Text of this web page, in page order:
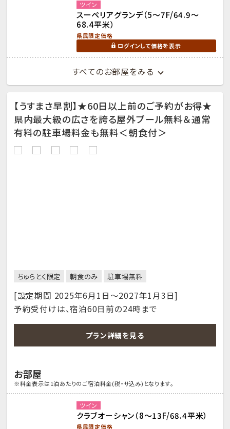
ツイン
スーペリアグランデ（5～7F/64.9～
68.4平米）
県民限定価格
ログインして価格を表示
すべてのお部屋をみる
【うすまさ早割】★60日以上前のご予約がお得★
県内最大級の広さを誇る屋外プール無料＆通常
有料の駐車場料金も無料＜朝食付＞
ちゅらとく限定 朝食のみ 駐車場無料
[設定期間 2025年6月1日～2027年1月3日]
予約受付けは、宿泊60日前の24時まで
プラン詳細を見る
お部屋
※料金表示は1泊あたりのご宿泊料金(税・サ込み)となります。
ツイン
クラブオーシャン（8～13F/68.4平米）
県民限定価格